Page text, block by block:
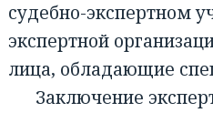
судебно-экспертном
экспертной
лица, обладающие
Заключение